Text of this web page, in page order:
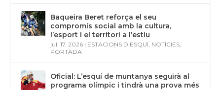
Baqueira Beret reforça el seu
compromís social amb la cultura,
l’esport i el territori a l’estiu
jul. 17, 2026 | ESTACIONS D'ESQUÍ NOTÍCIES
PORTADA
Oficial: L’esquí de muntanya seguirà al
programa olímpic i tindrà una prova més